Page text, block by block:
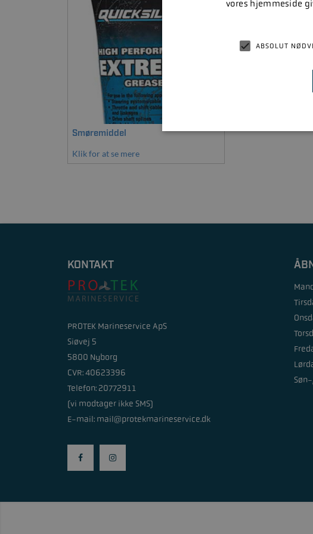
Smøremiddel
Klik for at se mere
KONTAKT
PROTEK Marineservice ApS
Siøvej 5
5800 Nyborg
CVR: 40623396
Telefon: 20772911
(vi modtager ikke SMS)
E-mail: mail@protekmarineservice.dk
vores hjemmeside
ABSOLUT